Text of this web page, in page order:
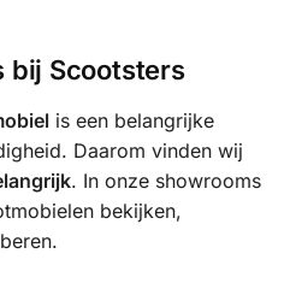
bij Scootsters
is een belangrijke
Daarom vinden wij
. In onze showrooms
bekijken,